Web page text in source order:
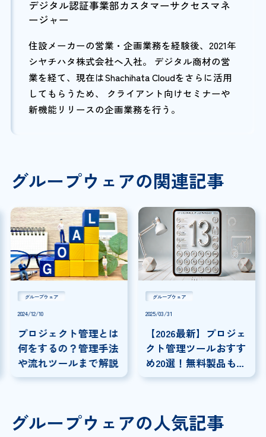
デジタル認証事業部カスタマーサクセスマネ
ージャー
住設メーカーの営業・企画業務を経験後、2021年
シヤチハタ株式会社へ入社。 デジタル商材の営
業を経て、現在はShachihata Cloudをさらに活用
してもらうため、 クライアント向けセミナーや
新機能リリースの企画業務を行う。
グループウェアの関連記事
グループウェア
2024/12/10
プロジェクト管理とは
何をするの？管理手法
や流れツールまで解説
グループウェア
2025/03/31
【2026最新】プロジェ
クト管理ツールおすす
め20選！無料製品も紹
介！
グループウェアの人気記事